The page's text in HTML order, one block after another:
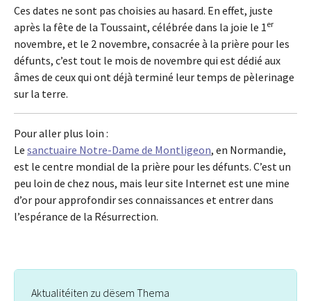
Ces dates ne sont pas choisies au hasard. En effet, juste
après la fête de la Toussaint, célébrée dans la joie le 1er
novembre, et le 2 novembre, consacrée à la prière pour les
défunts, c’est tout le mois de novembre qui est dédié aux
âmes de ceux qui ont déjà terminé leur temps de pèlerinage
sur la terre.
Pour aller plus loin :
Le sanctuaire Notre-Dame de Montligeon, en Normandie,
est le centre mondial de la prière pour les défunts. C’est un
peu loin de chez nous, mais leur site Internet est une mine
d’or pour approfondir ses connaissances et entrer dans
l’espérance de la Résurrection.
Aktualitéiten zu dësem Thema